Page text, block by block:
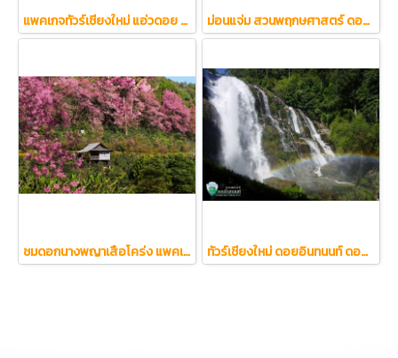
แพคเกจทัวร์เชียงใหม่ แอ่วดอย (เที่ยว1วัน-พัก2คืน-อาหาร2มื้อ) (กรุ๊ปส่วนตัว) ม่อนแจ่ม สวนพฤกษศาสตร์ ดอยสุเทพ แอ่วเมืองเชียงใหม่ (กรุ๊ปส่วนตัว)
ชมดอกนางพญาเสือโคร่ง แพคเกจทัวร์เชียงใหม่ (เที่ยว1วัน-พัก2คืน-อาหาร2มื้อ) (กรุ๊ปส่วนตัว) ทัวร์เชียงใหม่ ดอยอินทนนท์ ดอยสุเทพ ม่อนแจ่ม สวนพฤกษศาสตร์ แอ่วเมืองเชียงใหม่ (กรุ๊ปส่วนตัว)